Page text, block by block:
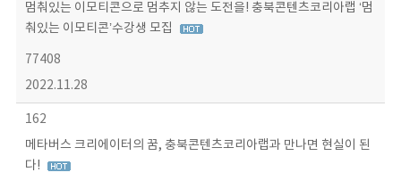
멈춰있는 이모티콘으로 멈추지 않는 도전을! 충북콘텐츠코리아랩 ‘멈
춰있는 이모티콘’수강생 모집
77408
2022.11.28
162
메타버스 크리에이터의 꿈, 충북콘텐츠코리아랩과 만나면 현실이 된
다!